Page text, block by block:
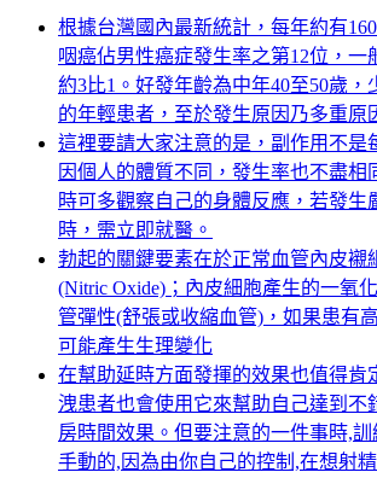
根據台灣國內最新統計，每年約有
咽癌佔男性癌症發生率之第12位，一
約3比1。好發年齡為中年40至50歲，
的年輕患者，至於發生原因乃多重原
這裡要請大家注意的是，副作用不是
因個人的體質不同，發生率也不盡相
時可多觀察自己的身體反應，若發生
時，需立即就醫。
勃起的關鍵要素在於正常血管內皮襯
(Nitric Oxide)；內皮細胞產生的一氧
管彈性(舒張或收縮血管)，如果患有
可能產生生理變化
在幫助延時方面發揮的效果也值得肯
洩患者也會使用它來幫助自己達到不
房時間效果。但要注意的一件事時,
手動的,因為由你自己的控制,在想射